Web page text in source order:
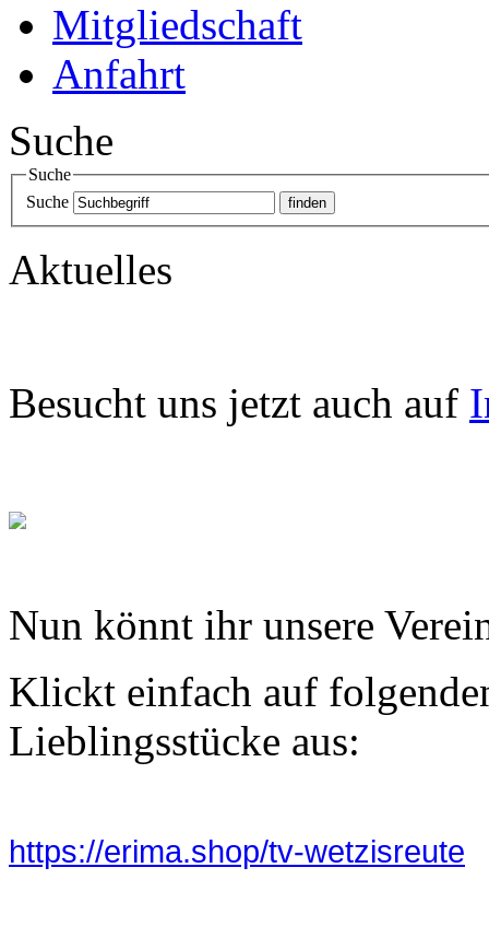
Mitgliedschaft
Anfahrt
Suche
Suche
Suche
Aktuelles
Besucht uns jetzt auch auf
Nun könnt ihr unsere
Klickt einfach auf
Lieblingsstücke aus:
https://erima.shop/tv-wetzisreute